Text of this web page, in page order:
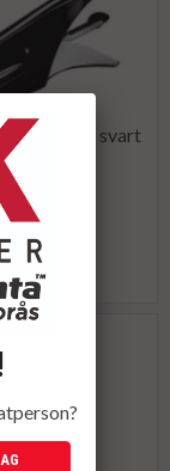
5547 svart
177011
KÖP